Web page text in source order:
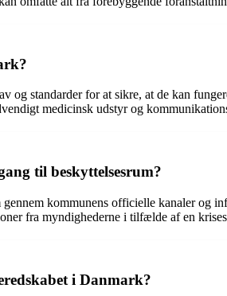
og standarder for at sikre, at de kan
medicinsk udstyr og
til beskyttelsesrum?
kommunens officielle kanaler
fra myndighederne i tilfælde af en
i Danmark?